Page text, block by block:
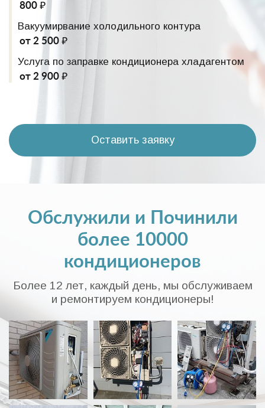
800 ₽
Вакуумирвание холодильного контура
от 2 500 ₽
Услуга по заправке кондиционера хладагентом
от 2 900 ₽
Оставить заявку
Обслужили и Починили
более 10000
кондиционеров
Более 12 лет, каждый день, мы обслуживаем
и ремонтируем кондиционеры!